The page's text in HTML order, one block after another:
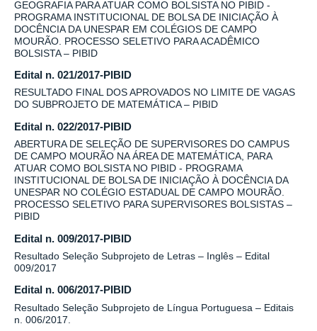
GEOGRAFIA PARA ATUAR COMO BOLSISTA NO PIBID -
PROGRAMA INSTITUCIONAL DE BOLSA DE INICIAÇÃO À
DOCÊNCIA DA UNESPAR EM COLÉGIOS DE CAMPO
MOURÃO. PROCESSO SELETIVO PARA ACADÊMICO
BOLSISTA – PIBID
Edital n. 021/2017-PIBID
RESULTADO FINAL DOS APROVADOS NO LIMITE DE VAGAS
DO SUBPROJETO DE MATEMÁTICA – PIBID
Edital n. 022/2017-PIBID
ABERTURA DE SELEÇÃO DE SUPERVISORES DO CAMPUS
DE CAMPO MOURÃO NA ÁREA DE MATEMÁTICA, PARA
ATUAR COMO BOLSISTA NO PIBID - PROGRAMA
INSTITUCIONAL DE BOLSA DE INICIAÇÃO À DOCÊNCIA DA
UNESPAR NO COLÉGIO ESTADUAL DE CAMPO MOURÃO.
PROCESSO SELETIVO PARA SUPERVISORES BOLSISTAS –
PIBID
Edital n. 009/2017-PIBID
Resultado Seleção Subprojeto de Letras – Inglês – Edital
009/2017
Edital n. 006/2017-PIBID
Resultado Seleção Subprojeto de Língua Portuguesa – Editais
n. 006/2017.